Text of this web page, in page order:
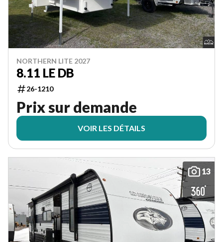
NORTHERN LITE 2027
8.11 LE DB
26-1210
Prix sur demande
VOIR LES DÉTAILS
13